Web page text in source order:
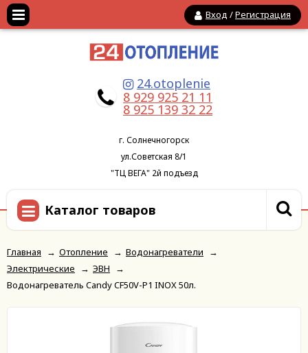
Вход /Регистрация
24.otoplenie
8 929 925 21 11
8 925 139 32 22
г. Солнечногорск
ул.Советская 8/1
"ТЦ ВЕГА" 2й подъезд
Каталог товаров
Главная → Отопление → Водонагреватели
→
Электрические
→ ЭВН
→
Водонагреватель Candy CF50V-P1 INOX 50л.